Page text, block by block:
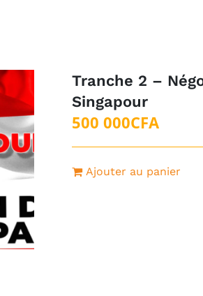
Tranche 2 –
Singapour
500 000CFA
Ajouter au panier